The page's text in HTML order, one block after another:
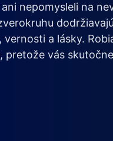
nepomysleli na
vernosti a lásky.
pretože vás